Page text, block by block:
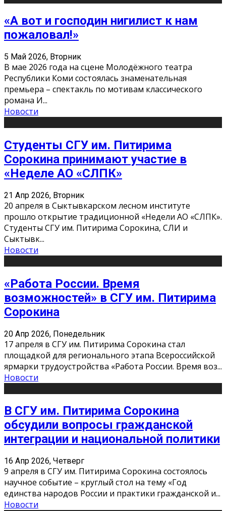
«А вот и господин нигилист к нам
пожаловал!»
5 Май 2026, Вторник
В мае 2026 года на сцене Молодёжного театра
Республики Коми состоялась знаменательная
премьера – спектакль по мотивам классического
романа И...
Новости
Студенты СГУ им. Питирима
Сорокина принимают участие в
«Неделе АО «СЛПК»
21 Апр 2026, Вторник
20 апреля в Сыктывкарском лесном институте
прошло открытие традиционной «Недели АО «СЛПК».
Студенты СГУ им. Питирима Сорокина, СЛИ и
Сыктывк...
Новости
«Работа России. Время
возможностей» в СГУ им. Питирима
Сорокина
20 Апр 2026, Понедельник
17 апреля в СГУ им. Питирима Сорокина стал
площадкой для регионального этапа Всероссийской
ярмарки трудоустройства «Работа России. Время воз...
Новости
В СГУ им. Питирима Сорокина
обсудили вопросы гражданской
интеграции и национальной политики
16 Апр 2026, Четверг
9 апреля в СГУ им. Питирима Сорокина состоялось
научное событие – круглый стол на тему «Год
единства народов России и практики гражданской и...
Новости